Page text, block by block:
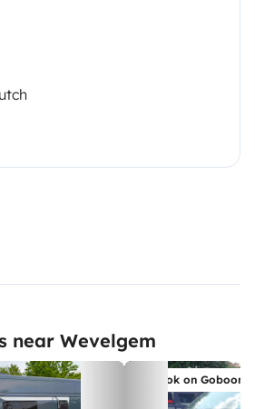
near Wevelgem
Book on Goboony